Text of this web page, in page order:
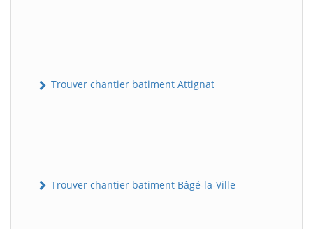
Trouver chantier batiment Attignat
Trouver chantier batiment Bâgé-la-Ville